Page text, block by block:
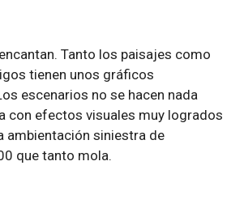
Tanto los paisajes como
tienen unos gráficos
escenarios no se hacen nada
con efectos visuales muy logrados
ambientación siniestra de
que tanto mola.